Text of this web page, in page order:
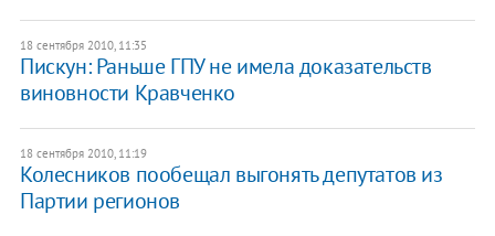
18 сентября 2010, 11:35
Пискун: Раньше ГПУ не имела доказательств
виновности Кравченко
18 сентября 2010, 11:19
Колесников пообещал выгонять депутатов из
Партии регионов